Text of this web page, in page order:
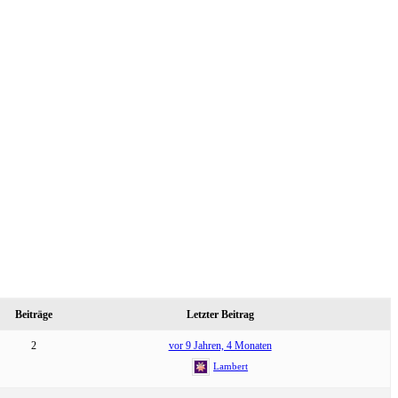
Beiträge Letzter Beitrag
2 vor 9 Jahren, 4 Monaten
Lambert